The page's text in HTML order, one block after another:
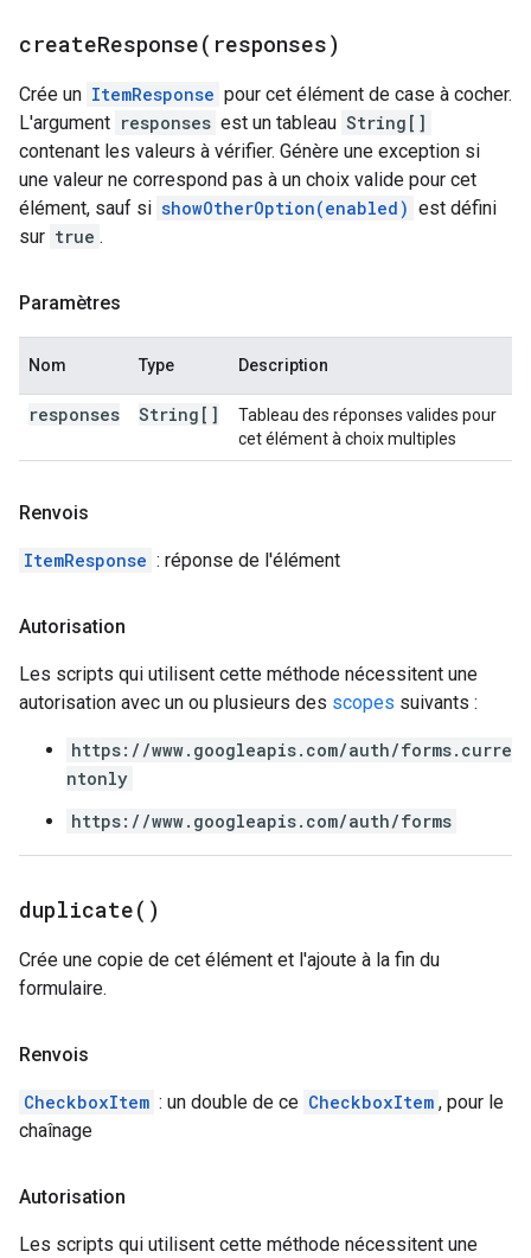
createResponse( responses)
Crée un ItemResponse pour cet élément de case à cocher.
L'argument responses est un tableau String[]
contenant les valeurs à vérifier. Génère une exception si
une valeur ne correspond pas à un choix valide pour cet
élément, sauf si showOtherOption(enabled) est défini
sur true .
Paramètres
Nom Type Description
responses String[]
Tableau des réponses valides pour
cet élément à choix multiples
Renvois
ItemResponse : réponse de l'élément
Autorisation
Les scripts qui utilisent cette méthode nécessitent une
autorisation avec un ou plusieurs des scopes suivants :
https://www.googleapis.com/auth/forms.curre
ntonly
https://www.googleapis.com/auth/forms
duplicate( )
Crée une copie de cet élément et l'ajoute à la fin du
formulaire.
Renvois
CheckboxItem : un double de ce CheckboxItem , pour le
chaînage
Autorisation
Les scripts qui utilisent cette méthode nécessitent une